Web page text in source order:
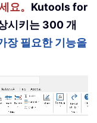
요。 Kutools for
시키는 300 개
장 필요한 기능을